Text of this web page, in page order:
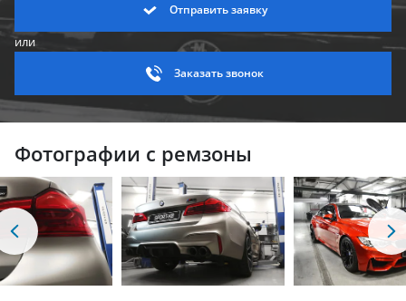
Отправить заявку
или
Заказать звонок
Фотографии с ремзоны